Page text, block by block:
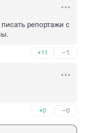
репортажи с
+11 –1
+0 –0